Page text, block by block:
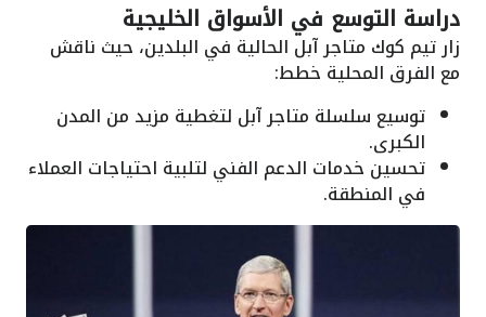
دراسة التوسع في الأسواق الخليجية
زار تيم كوك متاجر آبل الحالية في البلدين، حيث ناقش
مع الفرق المحلية خطط:
توسيع سلسلة متاجر آبل لتغطية مزيد من المدن
الكبرى.
تحسين خدمات الدعم الفني لتلبية احتياجات العملاء
في المنطقة.